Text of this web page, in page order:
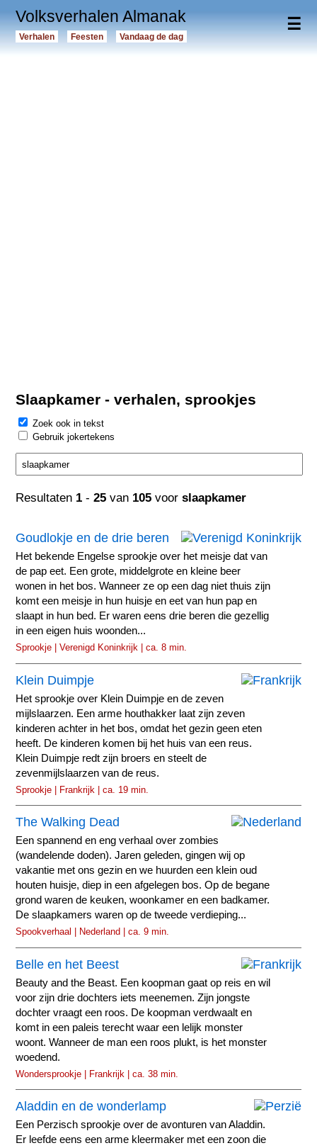
☰
Volksverhalen Almanak
Verhalen Feesten Vandaag de dag
Slaapkamer - verhalen, sprookjes
Zoek ook in tekst
Gebruik jokertekens
Resultaten 1 -25 van 105 voorslaapkamer
Goudlokje en de drie beren
Het bekende Engelse sprookje over het meisje dat van
de pap eet. Een grote, middelgrote en kleine beer
wonen in het bos. Wanneer ze op een dag niet thuis zijn
komt een meisje in hun huisje en eet van hun pap en
slaapt in hun bed. Er waren eens drie beren die gezellig
in een eigen huis woonden...
Sprookje | Verenigd Koninkrijk | ca. 8 min.
Klein Duimpje
Het sprookje over Klein Duimpje en de zeven
mijlslaarzen. Een arme houthakker laat zijn zeven
kinderen achter in het bos, omdat het gezin geen eten
heeft. De kinderen komen bij het huis van een reus.
Klein Duimpje redt zijn broers en steelt de
zevenmijlslaarzen van de reus.
Sprookje | Frankrijk | ca. 19 min.
The Walking Dead
Een spannend en eng verhaal over zombies
(wandelende doden). Jaren geleden, gingen wij op
vakantie met ons gezin en we huurden een klein oud
houten huisje, diep in een afgelegen bos. Op de begane
grond waren de keuken, woonkamer en een badkamer.
De slaapkamers waren op de tweede verdieping...
Spookverhaal | Nederland | ca. 9 min.
Belle en het Beest
Beauty and the Beast. Een koopman gaat op reis en wil
voor zijn drie dochters iets meenemen. Zijn jongste
dochter vraagt een roos. De koopman verdwaalt en
komt in een paleis terecht waar een lelijk monster
woont. Wanneer de man een roos plukt, is het monster
woedend.
Wondersprookje | Frankrijk | ca. 38 min.
Aladdin en de wonderlamp
Een Perzisch sprookje over de avonturen van Aladdin.
Er leefde eens een arme kleermaker met een zoon die